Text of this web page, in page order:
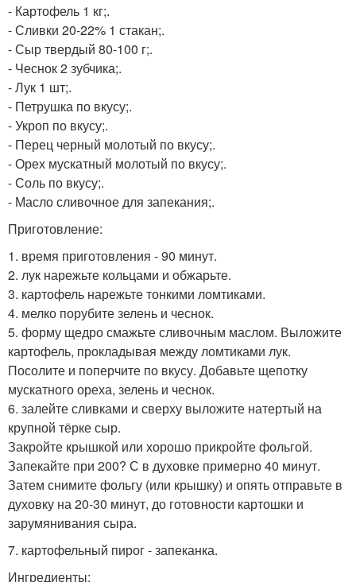
- Картофель 1 кг;.
- Сливки 20-22% 1 стакан;.
- Сыр твердый 80-100 г;.
- Чеснок 2 зубчика;.
- Лук 1 шт;.
- Петрушка по вкусу;.
- Укроп по вкусу;.
- Перец черный молотый по вкусу;.
- Орех мускатный молотый по вкусу;.
- Соль по вкусу;.
- Масло сливочное для запекания;.
Приготовление:
1. время приготовления - 90 минут.
2. лук нарежьте кольцами и обжарьте.
3. картофель нарежьте тонкими ломтиками.
4. мелко порубите зелень и чеснок.
5. форму щедро смажьте сливочным маслом. Выложите
картофель, прокладывая между ломтиками лук.
Посолите и поперчите по вкусу. Добавьте щепотку
мускатного ореха, зелень и чеснок.
6. залейте сливками и сверху выложите натертый на
крупной тёрке сыр.
Закройте крышкой или хорошо прикройте фольгой.
Запекайте при 200? С в духовке примерно 40 минут.
Затем снимите фольгу (или крышку) и опять отправьте в
духовку на 20-30 минут, до готовности картошки и
зарумянивания сыра.
7. картофельный пирог - запеканка.
Ингредиенты: